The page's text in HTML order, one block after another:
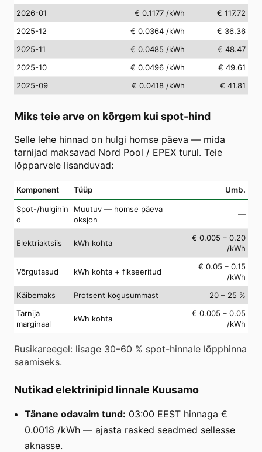
2026-01
€ 0.1177 /kWh
€ 117.72
2025-12
€ 0.0364 /kWh
€ 36.36
2025-11
€ 0.0485 /kWh
€ 48.47
2025-10
€ 0.0496 /kWh
€ 49.61
2025-09
€ 0.0418 /kWh € 41.81
Miks teie arve on kõrgem kui spot-hind
Selle lehe hinnad on hulgi homse päeva — mida
tarnijad maksavad Nord Pool / EPEX turul. Teie
lõpparvele lisanduvad:
Komponent Tüüp Umb.
Spot-/hulgihin
d
Muutuv — homse päeva
oksjon
—
Elektriaktsiis kWh kohta
€ 0.005 – 0.20
/kWh
Võrgutasud kWh kohta + fikseeritud
€ 0.05 – 0.15
/kWh
Käibemaks
Protsent kogusummast
20 – 25 %
Tarnija
marginaal
kWh kohta
€ 0.005 – 0.05
/kWh
Rusikareegel: lisage 30–60 % spot-hinnale lõpphinna
saamiseks.
Nutikad elektrinipid linnale Kuusamo
Tänane odavaim tund: 03:00 EEST hinnaga €
0.0018 /kWh — ajasta rasked seadmed sellesse
aknasse.